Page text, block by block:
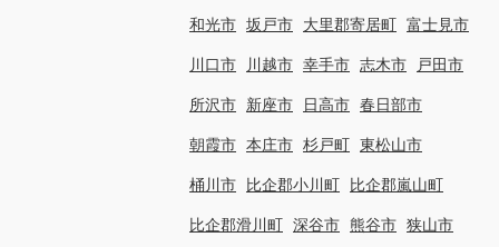
和光市 坂戸市 大里郡寄居町 富士見市
川口市 川越市 幸手市 志木市 戸田市
所沢市 新座市 日高市 春日部市
朝霞市 本庄市 杉戸町 東松山市
桶川市 比企郡小川町 比企郡嵐山町
比企郡滑川町 深谷市 熊谷市 狭山市